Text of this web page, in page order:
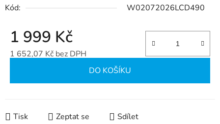
Kód:
W02072026LCD490
1 999 Kč
1 652,07 Kč bez DPH
DO KOŠÍKU
Tisk Zeptat se Sdílet